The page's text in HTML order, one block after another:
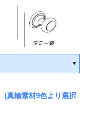
(真鍮素材9色より選択